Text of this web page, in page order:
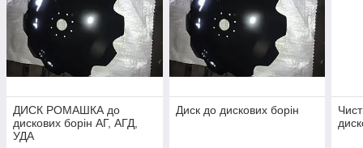
ДИСК РОМАШКА до
дискових борін АГ, АГД,
УДА
Диск до дискових борін